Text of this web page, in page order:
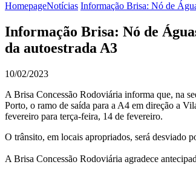
HomepageNotícias Informação Brisa: Nó de
Informação Brisa: Nó de
da autoestrada A3
10/02/2023
A Brisa Concessão Rodoviária informa que, na
Porto, o ramo de saída para a A4 em direção a
fevereiro para terça-feira, 14 de fevereiro.
O trânsito, em locais apropriados, será desviado
A Brisa Concessão Rodoviária agradece